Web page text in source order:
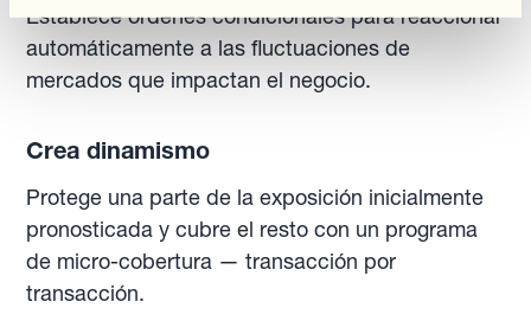
Establece órdenes condicionales para reaccionar
automáticamente a las fluctuaciones de
mercados que impactan el negocio.
Crea dinamismo
Protege una parte de la exposición inicialmente
pronosticada y cubre el resto con un programa
de micro-cobertura — transacción por
transacción.